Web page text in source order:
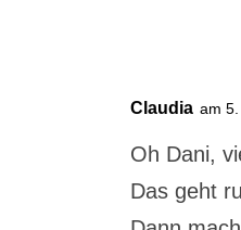
Claudia am
Oh Dani,
Das geht